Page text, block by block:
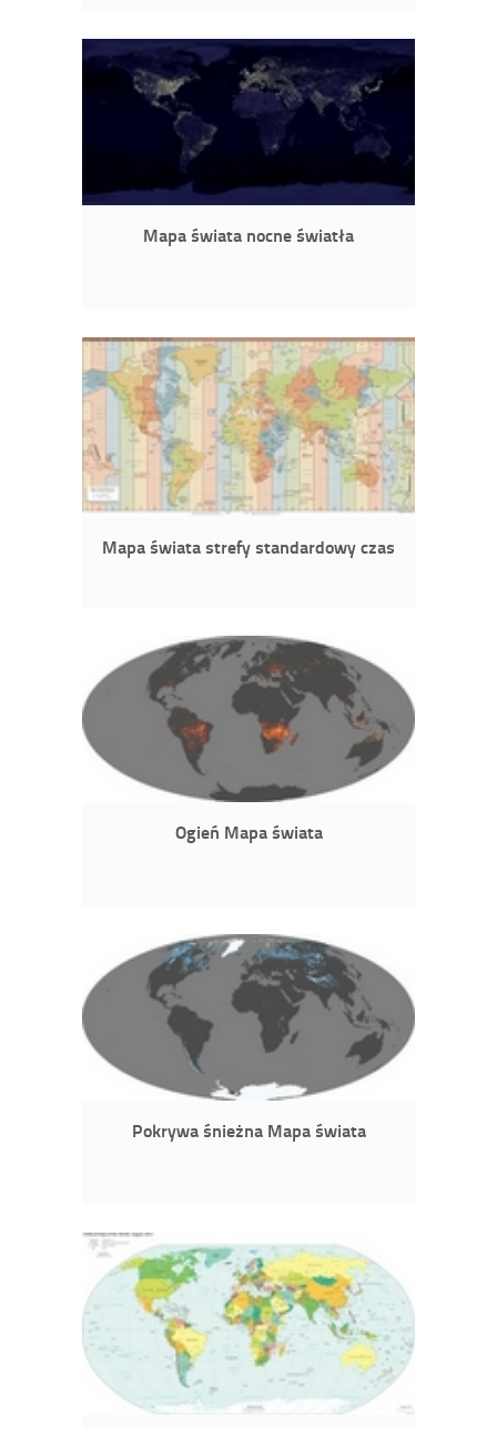
Mapa świata nocne światła
Mapa świata strefy standardowy czas
Ogień Mapa świata
Pokrywa śnieżna Mapa świata